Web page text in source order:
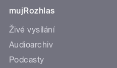
mujRozhlas
Živé vysílání
Audioarchiv
Podcasty